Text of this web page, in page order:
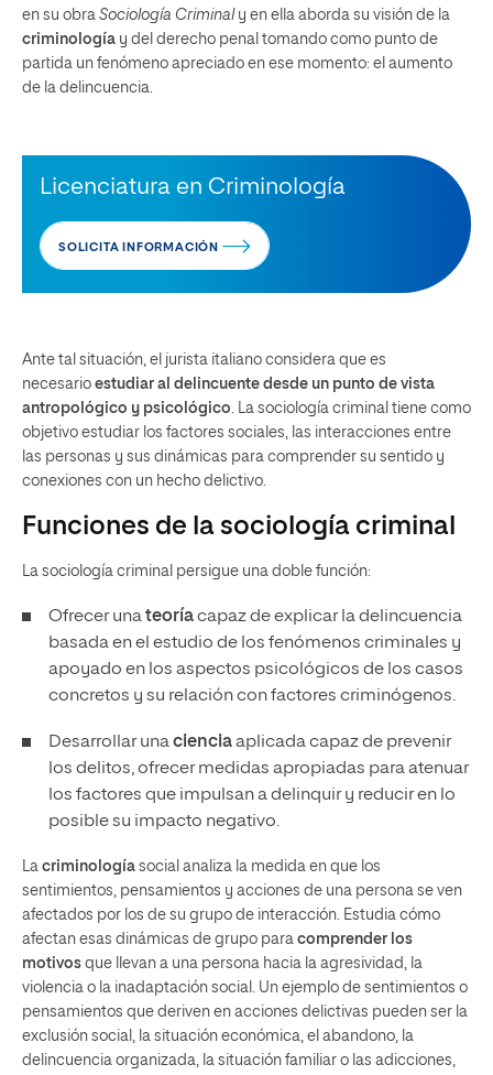
en su obra Sociología Criminal y en ella aborda su visión de la
criminología y del derecho penal tomando como punto de
partida un fenómeno apreciado en ese momento: el aumento
de la delincuencia.
Licenciatura en Criminología
SOLICITA INFORMACIÓN
Ante tal situación, el jurista italiano considera que es
necesario estudiar al delincuente desde un punto de vista
antropológico y psicológico . La sociología criminal tiene como
objetivo estudiar los factores sociales, las interacciones entre
las personas y sus dinámicas para comprender su sentido y
conexiones con un hecho delictivo.
Funciones de la sociología criminal
La sociología criminal persigue una doble función:
Ofrecer unateoríacapaz de explicar la delincuencia
basada en el estudio de los fenómenos criminales y
apoyado en los aspectos psicológicos de los casos
concretos y su relación con factores criminógenos.
Desarrollar unacienciaaplicada capaz de prevenir
los delitos, ofrecer medidas apropiadas para atenuar
los factores que impulsan a delinquir y reducir en lo
posible su impacto negativo.
La criminología social analiza la medida en que los
sentimientos, pensamientos y acciones de una persona se ven
afectados por los de su grupo de interacción. Estudia cómo
afectan esas dinámicas de grupo para comprender los
motivos que llevan a una persona hacia la agresividad, la
violencia o la inadaptación social. Un ejemplo de sentimientos o
pensamientos que deriven en acciones delictivas pueden ser la
exclusión social, la situación económica, el abandono, la
delincuencia organizada, la situación familiar o las adicciones,